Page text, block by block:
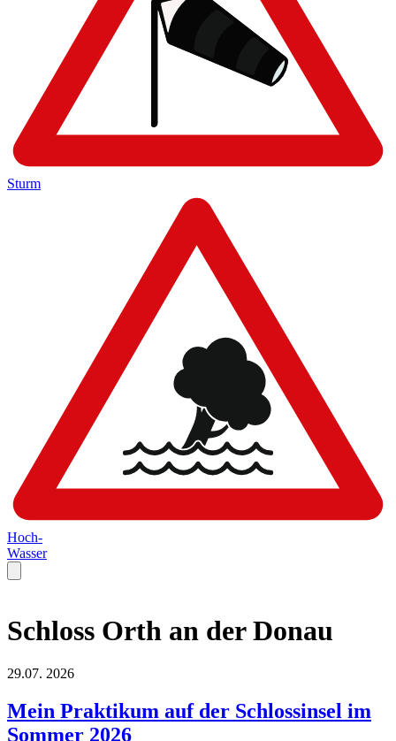
Sturm
Hoch-
Wasser
Schloss Orth an der Donau
29.07. 2026
Mein Praktikum auf der Schlossinsel im
Sommer 2026